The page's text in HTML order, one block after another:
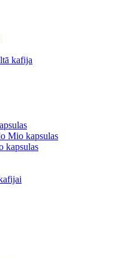
kafija
Mio kapsulas
kapsulas